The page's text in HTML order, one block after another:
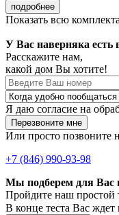
подробнее
Показать всю
У Вас наверняка есть
Расскажите нам,
какой дом Вы хотите!
Я даю согласие на
Перезвоните мне
Или просто позвоните
+7 (846) 990-93-98
Мы подберем для Вас
Пройдите наш простой
В конце теста Вас